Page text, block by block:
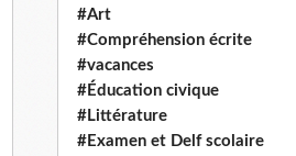
#Art
#Compréhension écrite
#vacances
#Éducation civique
#Littérature
#Examen et Delf scolaire